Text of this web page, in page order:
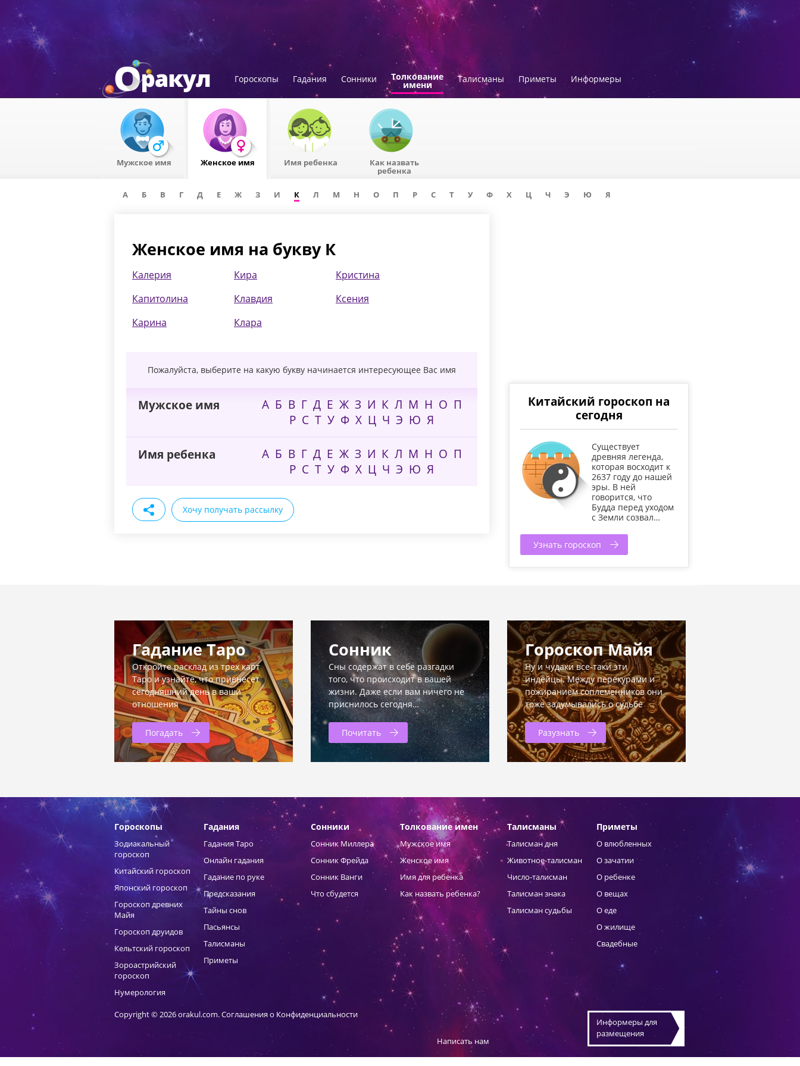
Гороскопы Гадания Сонники Толкование
имени
Талисманы Приметы Информеры
Мужское имя Женское имя Имя ребенка Как назвать
ребенка
А Б В Г Д Е Ж З И К Л М Н О П Р С Т У Ф Х Ц Ч Э Ю Я
Женское имя на букву К
Калерия
Капитолина
Карина
Кира
Клавдия
Клара
Кристина
Ксения
Пожалуйста, выберите на какую букву начинается интересующее Вас имя
Мужское имя А Б В Г Д Е Ж З И К Л М Н О П
Р С Т У Ф Х Ц Ч Э Ю Я
Имя ребенка А Б В Г Д Е Ж З И К Л М Н О П
Р С Т У Ф Х Ц Ч Э Ю Я
Хочу получать рассылку
Китайский гороскоп на
сегодня
Существует
древняя легенда,
которая восходит к
2637 году до нашей
эры. В ней
говорится, что
Будда перед уходом
с Земли созвал…
Узнать гороскоп
Гадание Таро
Откройте расклад из трех карт
Таро и узнайте, что привнесет
сегодняшний день в ваши
отношения
Погадать
Сонник
Сны содержат в себе разгадки
того, что происходит в вашей
жизни. Даже если вам ничего не
приснилось сегодня…
Почитать
Гороскоп Майя
Ну и чудаки все-таки эти
индейцы. Между перекурами и
пожиранием соплеменников они
тоже задумывались о судьбе
Разузнать
Гороскопы
Зодиакальный
гороскоп
Китайский гороскоп
Японский гороскоп
Гороскоп древних
Майя
Гороскоп друидов
Кельтский гороскоп
Зороастрийский
гороскоп
Нумерология
Гадания
Гадания Таро
Онлайн гадания
Гадание по руке
Предсказания
Тайны снов
Пасьянсы
Талисманы
Приметы
Сонники
Сонник Миллера
Сонник Фрейда
Сонник Ванги
Что сбудется
Толкование имен
Мужское имя
Женское имя
Имя для ребенка
Как назвать ребенка?
Талисманы
Талисман дня
Животное-талисман
Число-талисман
Талисман знака
Талисман судьбы
Приметы
О влюбленных
О зачатии
О ребенке
О вещах
О еде
О жилище
Свадебные
Copyright © 2026 orakul.com.Соглашения о Конфиденциальности
Информеры для
размещения
Написать нам